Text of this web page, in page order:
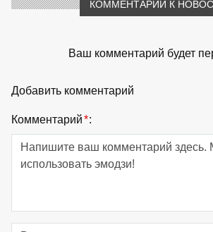
КОММЕНТАРИИ К
Ваш комментарий будет
Добавить комментарий
Комментарий*: